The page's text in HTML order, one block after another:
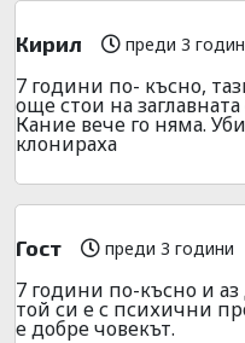
Кирил преди 3
7 години по- късно,
още стои на
Кание вече го няма.
клонираха
Гост преди 3 години
7 години по-късно и
той си е с психични
е добре човекът.